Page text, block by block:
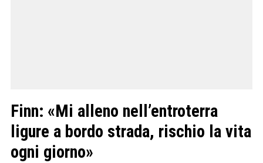
Finn: «Mi alleno nell’entroterra
ligure a bordo strada, rischio la vita
ogni giorno»